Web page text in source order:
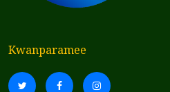
Kwanparamee